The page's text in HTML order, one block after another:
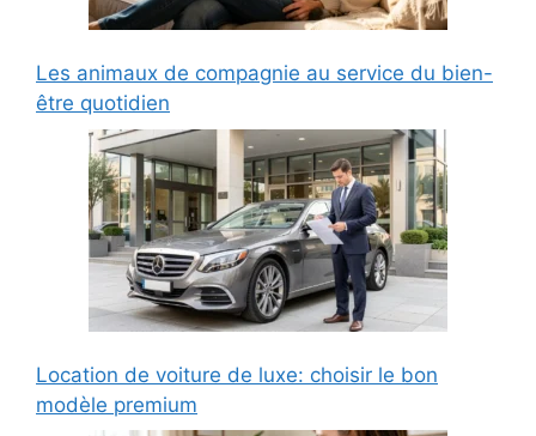
Les animaux de compagnie au service du bien-
être quotidien
Location de voiture de luxe: choisir le bon
modèle premium